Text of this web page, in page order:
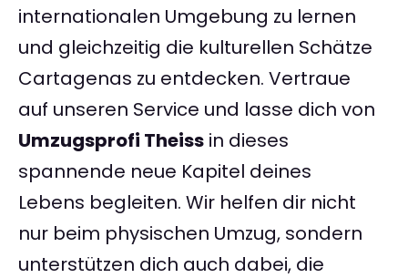
internationalen Umgebung zu lernen
und gleichzeitig die kulturellen Schätze
Cartagenas zu entdecken. Vertraue
auf unseren Service und lasse dich von
Umzugsprofi Theiss in dieses
spannende neue Kapitel deines
Lebens begleiten. Wir helfen dir nicht
nur beim physischen Umzug, sondern
unterstützen dich auch dabei, die